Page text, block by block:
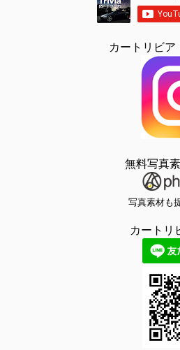
カートリビ
無料写真
写真素材も
カートリ